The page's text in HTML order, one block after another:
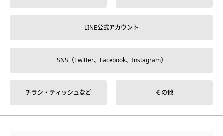
LINE公式アカウント
SNS（Twitter、Facebook、Instagram）
チラシ・ティッシュなど その他